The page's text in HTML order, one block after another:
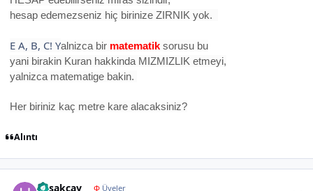
hesap edemezseniz hiç birinize ZIRNIK yok.
E A, B, C! Yalnizca bir matematik sorusu bu
yani birakin Kuran hakkinda MIZMIZLIK etmeyi,
yalnizca matematige bakin.
Her biriniz kaç metre kare alacaksiniz?
Alıntı
hasakcay ΦÜyeler